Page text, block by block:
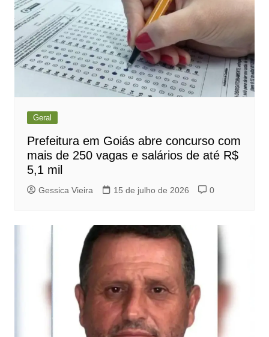
Geral
Prefeitura em Goiás abre concurso com
mais de 250 vagas e salários de até R$
5,1 mil
Gessica Vieira 15 de julho de 2026 0